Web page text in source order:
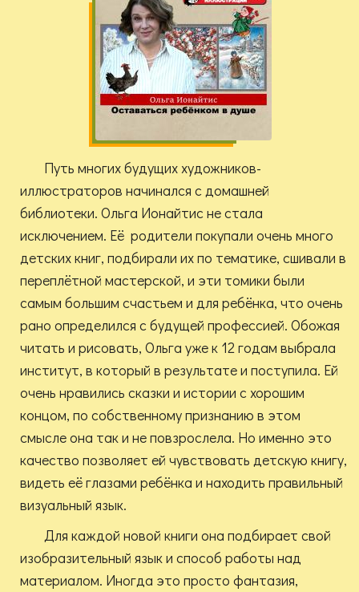
Путь многих будущих художников-
иллюстраторов начинался с домашней
библиотеки. Ольга Ионайтис не стала
исключением. Её родители покупали очень много
детских книг, подбирали их по тематике, сшивали в
переплётной мастерской, и эти томики были
самым большим счастьем и для ребёнка, что очень
рано определился с будущей профессией. Обожая
читать и рисовать, Ольга уже к 12 годам выбрала
институт, в который в результате и поступила. Ей
очень нравились сказки и истории с хорошим
концом, по собственному признанию в этом
смысле она так и не повзрослела. Но именно это
качество позволяет ей чувствовать детскую книгу,
видеть её глазами ребёнка и находить правильный
визуальный язык.
Для каждой новой книги она подбирает свой
изобразительный язык и способ работы над
материалом. Иногда это просто фантазия,